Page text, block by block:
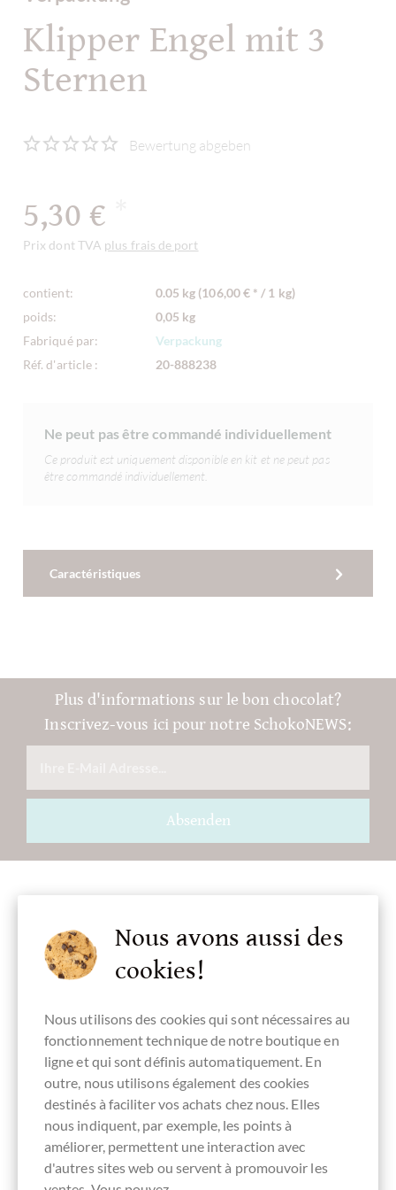
Klipper Engel mit 3
Sternen
Bewertung abgeben
5,30 €
Prix dont TVA plus frais de port
contient:
0.05 kg (106,00 € * / 1 kg)
poids:
0,05 kg
Fabriqué par:
Verpackung
Réf. d'article :
20-888238
Ne peut pas être commandé individuellement
Ce produit est uniquement disponible en kit et ne peut pas
être commandé individuellement.
Caractéristiques
Plus d'informations sur le bon chocolat?
Inscrivez-vous ici pour notre SchokoNEWS:
Absenden
Sternen
Merci pour votre soutien.
Ihre Meinung
Résumé
Nous avons aussi des
cookies!
Nous utilisons des cookies qui sont nécessaires au
fonctionnement technique de notre boutique en
ligne et qui sont définis automatiquement. En
outre, nous utilisons également des cookies
destinés à faciliter vos achats chez nous. Elles
nous indiquent, par exemple, les points à
améliorer, permettent une interaction avec
d'autres sites web ou servent à promouvoir les